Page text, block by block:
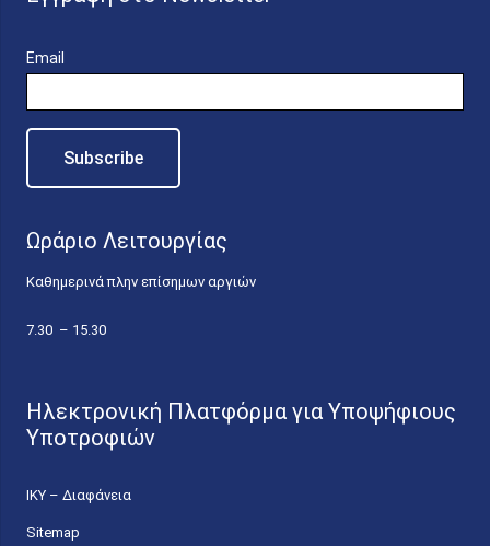
Email
Ωράριο Λειτουργίας
Καθημερινά πλην επίσημων αργιών
7.30 – 15.30
Ηλεκτρονική Πλατφόρμα για Υποψήφιους
Υποτροφιών
ΙΚΥ – Διαφάνεια
Sitemap